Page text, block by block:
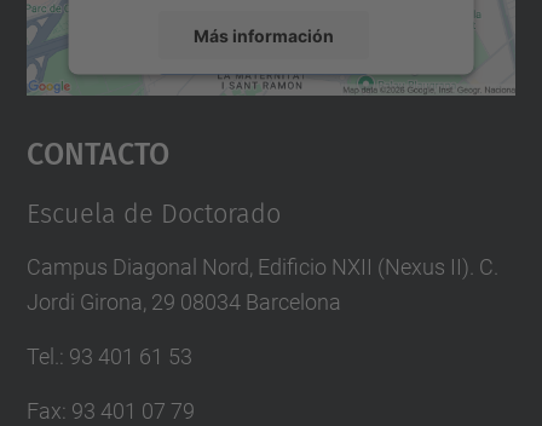
Más información
Aceptar
powered by
Contacto
Escuela de Doctorado
Campus Diagonal Nord, Edificio NXII (Nexus II). C.
Jordi Girona, 29 08034 Barcelona
Tel.: 93 401 61 53
Fax: 93 401 07 79